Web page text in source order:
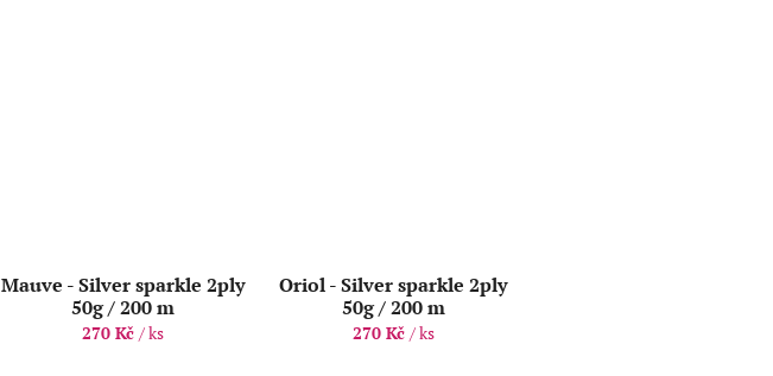
Mauve - Silver sparkle 2ply
50g / 200 m
270 Kč/ ks
Oriol - Silver sparkle 2ply
50g / 200 m
270 Kč / ks